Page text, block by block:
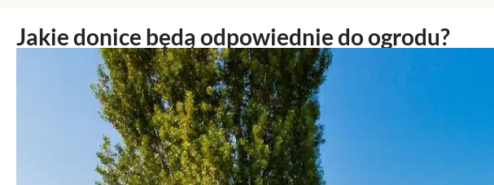
Jakie donice będą odpowiednie do ogrodu?